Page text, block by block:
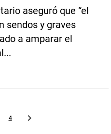
aseguró que “el
sendos y graves
a amparar el
4